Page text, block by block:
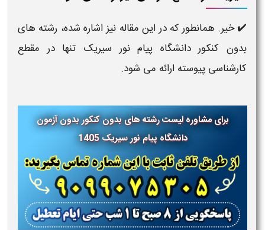
✔️ خیر. همانطور که در این مقاله نیز اشاره شده، رشته های
بدون کنکور دانشگاه پیام نور سیریک تنها در مقطع
کارشناسی پیوسته ارائه می شود.
برای مشاوره لیست رشته های بدون کنکور بدون آزمون
دانشگاه پیام نورسیریک 1405